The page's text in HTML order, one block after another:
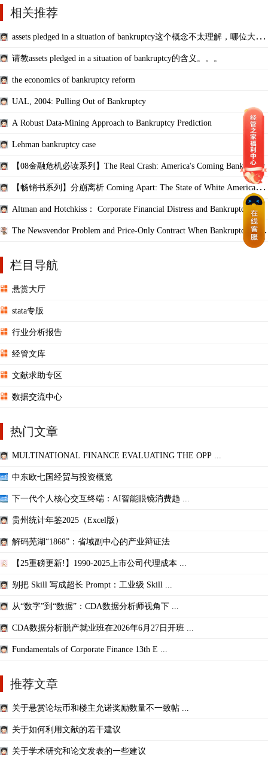
相关推荐
assets pledged in a situation of bankruptcy这个概念不太理解，哪位大侠
请教assets pledged in a situation of bankruptcy的含义。。。
the economics of bankruptcy reform
UAL, 2004: Pulling Out of Bankruptcy
A Robust Data-Mining Approach to Bankruptcy Prediction
Lehman bankruptcy case
【08金融危机必读系列】The Real Crash: America's Coming Bankruptcy
【畅销书系列】分崩离析 Coming Apart: The State of White America, 1
Altman and Hotchkiss： Corporate Financial Distress and Bankruptcy
The Newsvendor Problem and Price-Only Contract When Bankruptcy Cost
栏目导航
悬赏大厅
stata专版
行业分析报告
经管文库
文献求助专区
数据交流中心
热门文章
MULTINATIONAL FINANCE EVALUATING THE OPP ...
中东欧七国经贸与投资概览
下一代个人核心交互终端：AI智能眼镜消费趋 ...
贵州统计年鉴2025（Excel版）
解码芜湖“1868”：省域副中心的产业辩证法
【25重磅更新!】1990-2025上市公司代理成本 ...
别把 Skill 写成超长 Prompt：工业级 Skill ...
从“数字”到“数据”：CDA数据分析师视角下 ...
CDA数据分析脱产就业班在2026年6月27日开班 ...
Fundamentals of Corporate Finance 13th E ...
推荐文章
关于悬赏论坛币和楼主允诺奖励数量不一致帖 ...
关于如何利用文献的若干建议
关于学术研究和论文发表的一些建议